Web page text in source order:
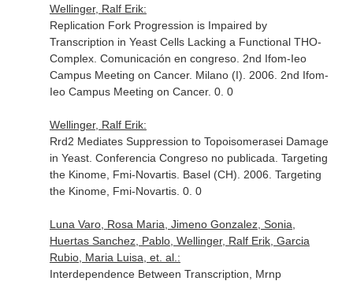
Wellinger, Ralf Erik:
Replication Fork Progression is Impaired by
Transcription in Yeast Cells Lacking a Functional THO-
Complex. Comunicación en congreso. 2nd Ifom-Ieo
Campus Meeting on Cancer. Milano (I). 2006. 2nd Ifom-
Ieo Campus Meeting on Cancer. 0. 0
Wellinger, Ralf Erik:
Rrd2 Mediates Suppression to Topoisomerasei Damage
in Yeast. Conferencia Congreso no publicada. Targeting
the Kinome, Fmi-Novartis. Basel (CH). 2006. Targeting
the Kinome, Fmi-Novartis. 0. 0
Luna Varo, Rosa Maria, Jimeno Gonzalez, Sonia,
Huertas Sanchez, Pablo, Wellinger, Ralf Erik, Garcia
Rubio, Maria Luisa, et. al.:
Interdependence Between Transcription, Mrnp